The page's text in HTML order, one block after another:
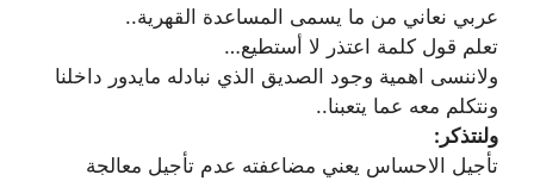
عربي نعاني من ما يسمى المساعدة القهرية..
تعلم قول كلمة اعتذر لا أستطيع…
ولاننسى اهمية وجود الصديق الذي نبادله مايدور داخلنا
ونتكلم معه عما يتعبنا..
ولنتذكر:
تأجيل الاحساس يعني مضاعفته عدم تأجيل معالجة